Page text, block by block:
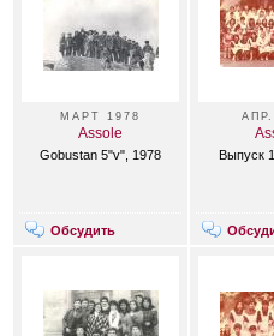
МАРТ 1978
Assole
Gobustan 5"v", 1978
Обсудить
Выпуск